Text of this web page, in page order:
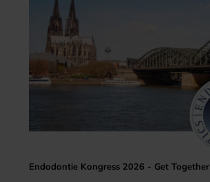
Endodontie Kongress 2026 - Get Together